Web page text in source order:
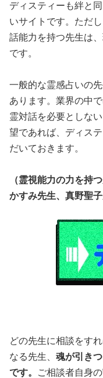
ディスティーも絆と
いサイトです。ただ
話能力を持つ先生は
です。
一般的な霊感占いの
あります。業界の中
霊対話を必要としな
望であれば、ディス
だいておきます。
（霊視能力の力を持
かすみ先生、真野聖
どの先生に相談をす
なる先生、 魂が引き
です。
ご相談者自身